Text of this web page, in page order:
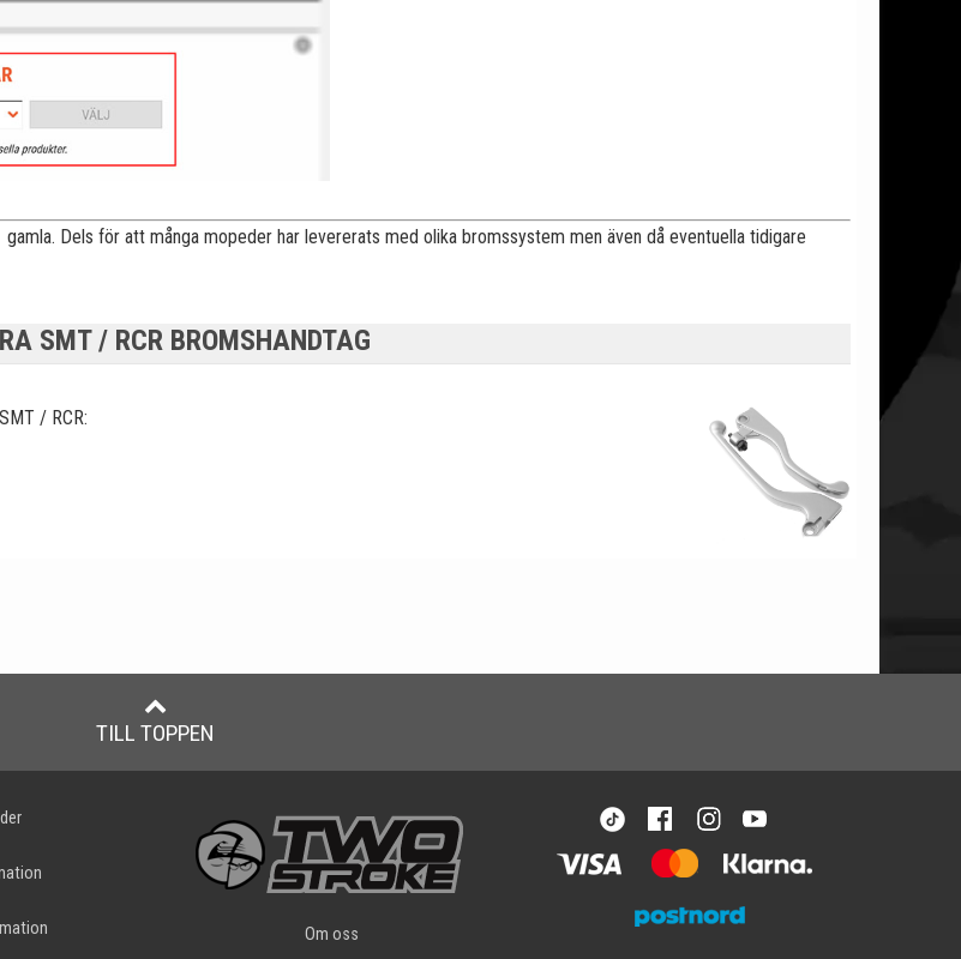
Dels för att många mopeder har levererats med olika bromssystem men även då eventuella tidigare
SMT / RCR BROMSHANDTAG
SMT / RCR:
TILL TOPPEN
Om oss